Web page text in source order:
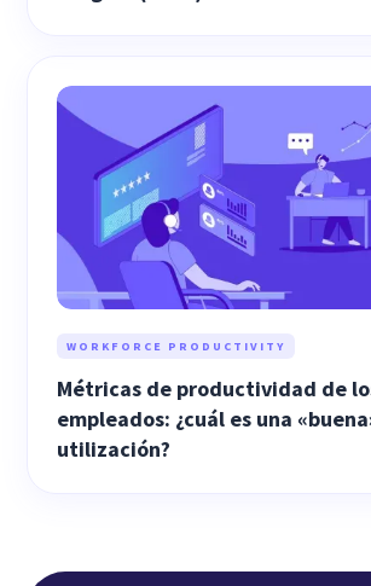
WORKFORCE PRODUCTIVITY
Métricas de productividad de
empleados: ¿cuál es una
utilización?